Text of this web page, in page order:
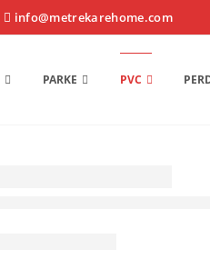
info@metrekarehome.com
PARKE PVC